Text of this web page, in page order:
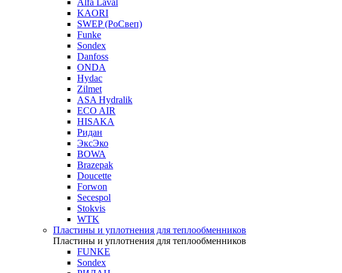
Alfa Laval
KAORI
SWEP (РоСвеп)
Funke
Sondex
Danfoss
ONDA
Hydac
Zilmet
ASA Hydralik
ECO AIR
HISAKA
Ридан
ЭксЭко
BOWA
Brazepak
Doucette
Forwon
Secespol
Stokvis
WTK
Пластины и уплотнения для теплообменников
Пластины и уплотнения для теплообменников
FUNKE
Sondex